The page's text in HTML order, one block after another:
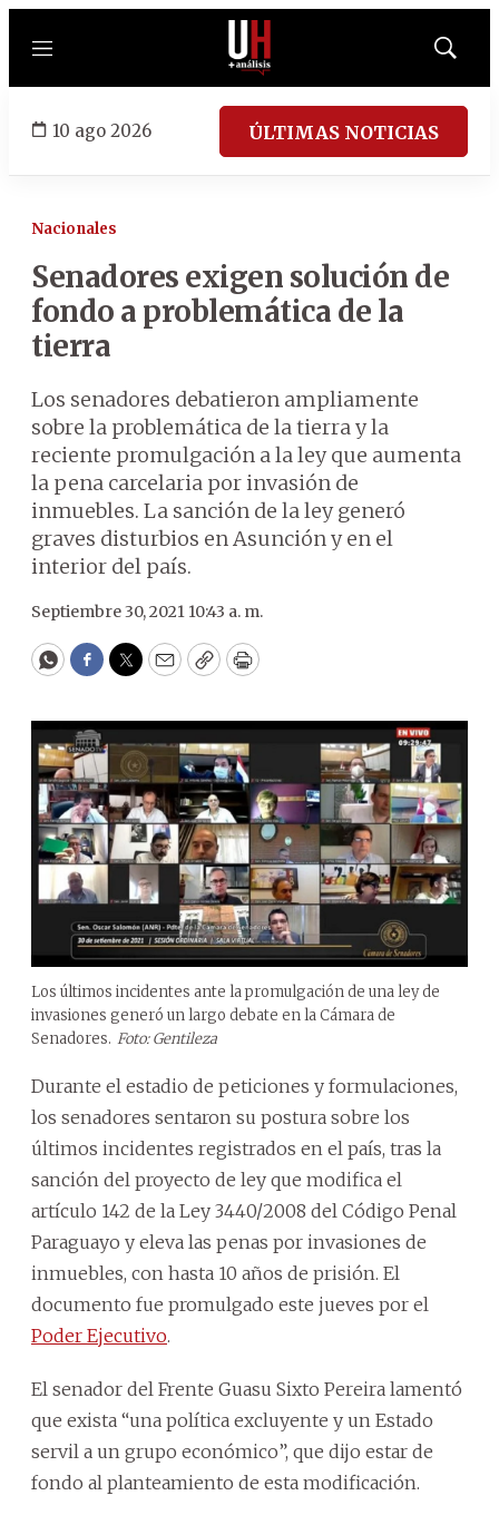
Menú
Mostrar
10 ago 2026 ÚLTIMAS NOTICIAS
Nacionales
Senadores exigen solución de
fondo a problemática de la
tierra
Los senadores debatieron ampliamente
sobre la problemática de la tierra y la
reciente promulgación a la ley que aumenta
la pena carcelaria por invasión de
inmuebles. La sanción de la ley generó
graves disturbios en Asunción y en el
interior del país.
Septiembre 30, 2021 10:43 a. m.
WhatsApp
Facebook
Twitter
EmailCopyPrint
Los últimos incidentes ante la promulgación de una ley de
invasiones generó un largo debate en la Cámara de
Senadores. Foto: Gentileza
Durante el estadio de peticiones y formulaciones,
los senadores sentaron su postura sobre los
últimos incidentes registrados en el país, tras la
sanción del proyecto de ley que modifica el
artículo 142 de la Ley 3440/2008 del Código Penal
Paraguayo y eleva las penas por invasiones de
inmuebles, con hasta 10 años de prisión. El
documento fue promulgado este jueves por el
Poder Ejecutivo.
El senador del Frente Guasu Sixto Pereira lamentó
que exista “una política excluyente y un Estado
servil a un grupo económico”, que dijo estar de
fondo al planteamiento de esta modificación.